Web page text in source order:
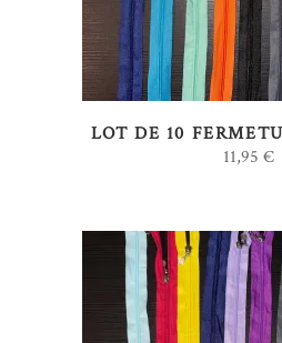
LOT DE 10
11,95 €